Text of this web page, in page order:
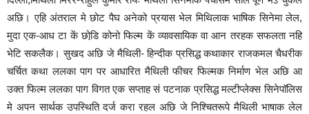
अछि। एहि अंतराल मे छोट पैघ अनेको प्रयास भेल मिथिलाक भाषिक सिनेमा लेल,
मुदा एक-आध टा कें छोडि़ कोनो फिल्म कें व्यावसायिक वा आन तरहक सफलता नहि
भेटि सकलैक। सुखद अछि जे मैथिली- हिन्दीक प्रसिद्ध कथाकार राजकमल चैधरीक
चर्चित कथा ललका पाग पर आधारित मैथिली फीचर फिल्मक निर्माण भेल अछि आ
उक्त फिल्म ललका पाग विगत एक सप्ताह सं पटनाक प्रसिद्ध मल्टीप्लेक्स सिनेपाॅलिस
मे अपन सार्थक उपस्थिति दर्ज करा रहल अछि जे निश्चितरूपे मैथिली भाषाक लेल